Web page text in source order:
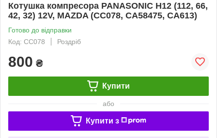
Котушка компресора PANASONIC H12 (112, 66,
42, 32) 12V, MAZDA (CC078, CA58475, CA613)
Готово до відправки
Код: CC078
Роздріб
800 ₴
Купити
або
Купити з